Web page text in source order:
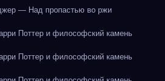
— Над пропастью во ржи
Поттер и философский камень
Поттер и философский камень